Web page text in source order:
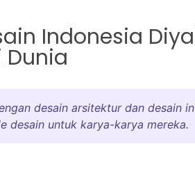
Indonesia
Dunia
desain arsitektur dan desain
desain untuk karya-karya mereka.